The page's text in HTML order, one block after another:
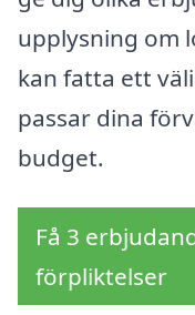
upplysning om
kan fatta ett
passar dina
budget.
Få 3
förpliktelser